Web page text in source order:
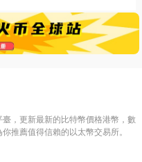
，更新最新的比特幣價格港幣，數
推薦值得信賴的以太幣交易所。